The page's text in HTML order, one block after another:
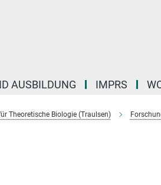
AUSBILDUNG IMPRS
Theoretische Biologie (Traulsen)